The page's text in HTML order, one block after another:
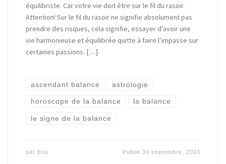
équilibriste. Car votre vie doit être sur le fil du rasoir.
Attention! Sur le fil du rasoir ne signifie absolument pas
prendre des risques, cela signifie, essayer d’avoir une
vie harmonieuse et équilibrée quitte à faire l’impasse sur
certaines passions. […]
ascendant balance astrologie
horoscope de la balance la balance
le signe de la balance
par Eric Publié30 septembre, 2013